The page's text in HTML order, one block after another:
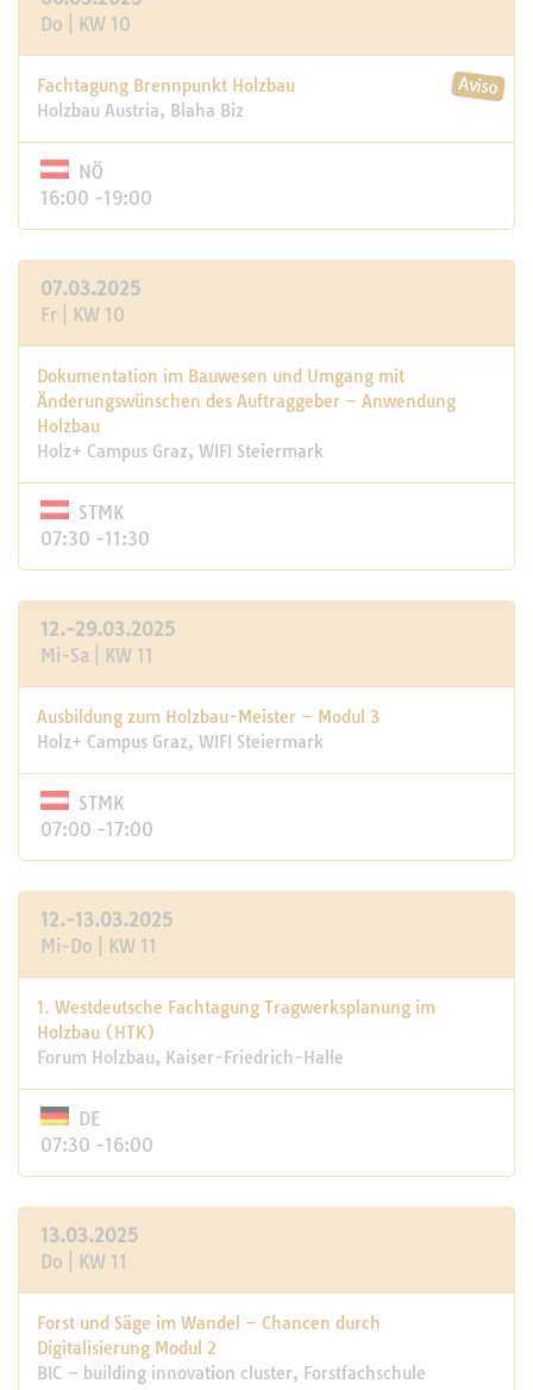
Do | KW 10
Fachtagung Brennpunkt Holzbau
Holzbau Austria, Blaha Biz
NÖ
16:00 -19:00
07.03.2025
Fr | KW 10
Dokumentation im Bauwesen und Umgang mit
Änderungswünschen des Auftraggeber – Anwendung
Holzbau
Holz+ Campus Graz, WIFI Steiermark
STMK
07:30 -11:30
12.-29.03.2025
Mi-Sa | KW 11
Ausbildung zum Holzbau-Meister – Modul 3
Holz+ Campus Graz, WIFI Steiermark
STMK
07:00 -17:00
12.-13.03.2025
Mi-Do | KW 11
1. Westdeutsche Fachtagung Tragwerksplanung im
Holzbau (HTK)
Forum Holzbau, Kaiser-Friedrich-Halle
DE
07:30 -16:00
13.03.2025
Do | KW 11
Forst und Säge im Wandel – Chancen durch
Digitalisierung Modul 2
BIC – building innovation cluster, Forstfachschule